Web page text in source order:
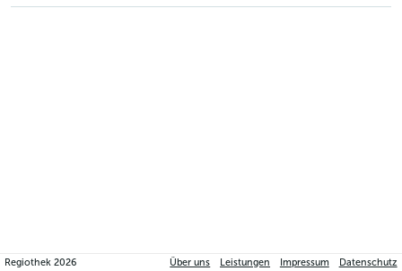
Regiothek2026 Über uns Leistungen Impressum Datenschutz